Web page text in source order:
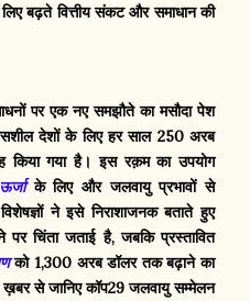
बढ़ते वित्तीय संकट और समाधान की
पर एक नए समझौते का मसौदा पेश
देशों के लिए हर साल 250 अरब
किया गया है। इस रक़म का उपयोग
के लिए और जलवायु प्रभावों से
ने इसे निराशाजनक बताते हुए
चिंता जताई है, जबकि प्रस्तावित
को 1,300 अरब डॉलर तक बढ़ाने का
से जानिए कॉप29 जलवायु सम्मेलन